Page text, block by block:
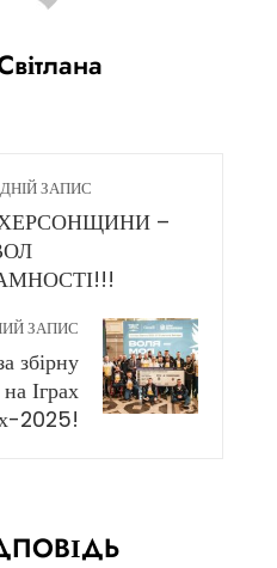
ЗАПИС
–
ЗАПИС
збірну
Іграх
2025!